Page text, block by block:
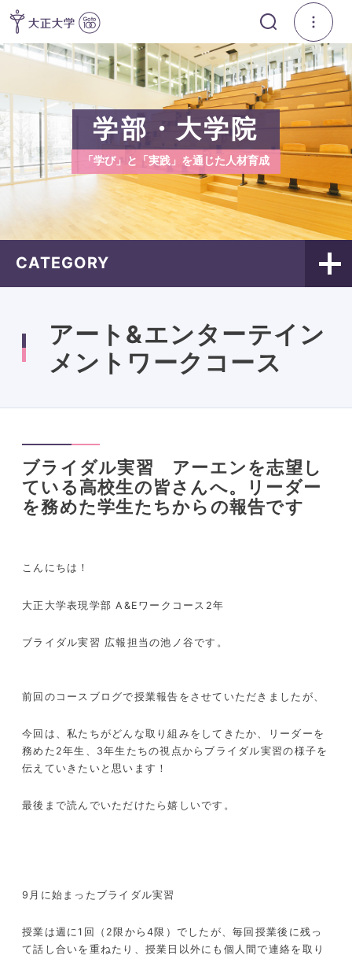
学部・大学院
「学び」と「実践」を通じた人材育成
CATEGORY
アート&エンターテイン
メントワークコース
ブライダル実習 アーエンを志望し
ている高校生の皆さんへ。リーダー
を務めた学生たちからの報告です
こんにちは！
大正大学表現学部 A&Eワークコース2年
ブライダル実習 広報担当の池ノ谷です。
前回のコースブログで授業報告をさせていただきましたが、
今回は、私たちがどんな取り組みをしてきたか、リーダーを
務めた2年生、3年生たちの視点からブライダル実習の様子を
伝えていきたいと思います！
最後まで読んでいただけたら嬉しいです。
9月に始まったブライダル実習
授業は週に1回（2限から4限）でしたが、毎回授業後に残っ
て話し合いを重ねたり、授業日以外にも個人間で連絡を取り